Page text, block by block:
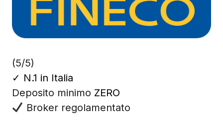
(5/5)
✓ N.1 in Italia
Deposito minimo ZERO
Broker regolamentato